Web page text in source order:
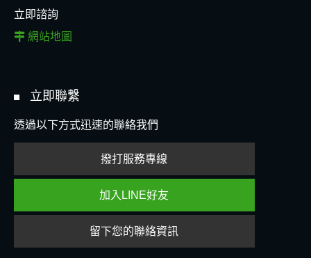
立即諮詢
網站地圖
立即聯繫
透過以下方式迅速的聯絡我們
撥打服務專線
加入LINE好友
留下您的聯絡資訊